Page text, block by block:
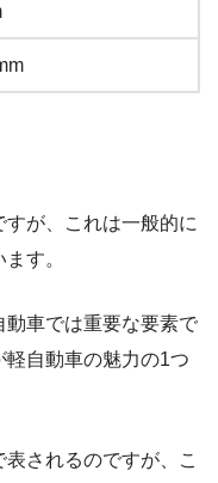
が、これは一般的に
す。
車では重要な要素で
自動車の魅力の1つ
されるのですが、こ